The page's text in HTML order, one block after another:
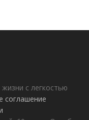
с легкостью
соглашение